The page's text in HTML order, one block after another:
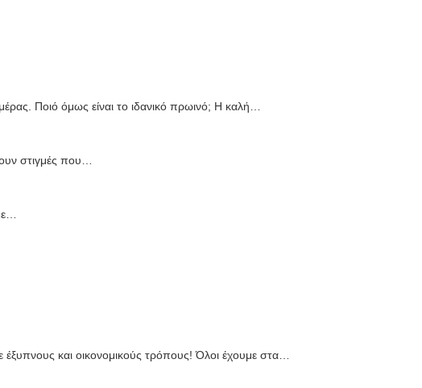
Ποιό όμως είναι το ιδανικό πρωινό; Η καλή…
στιγμές που…
και οικονομικούς τρόπους! Όλοι έχουμε στα…